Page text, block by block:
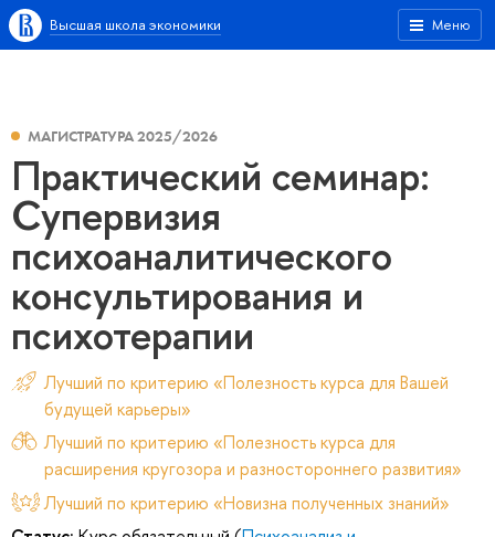
Меню
Высшая школа экономики
МАГИСТРАТУРА 2025/2026
Практический семинар:
Супервизия
психоаналитического
консультирования и
психотерапии
Лучший по критерию «Полезность курса для Вашей
будущей карьеры»
Лучший по критерию «Полезность курса для
расширения кругозора и разностороннего развития»
Лучший по критерию «Новизна полученных знаний»